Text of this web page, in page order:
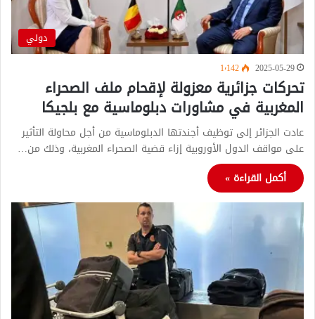
دولي
2025-05-29 1٬142
تحركات جزائرية معزولة لإقحام ملف الصحراء
المغربية في مشاورات دبلوماسية مع بلجيكا
عادت الجزائر إلى توظيف أجندتها الدبلوماسية من أجل محاولة التأثير
على مواقف الدول الأوروبية إزاء قضية الصحراء المغربية، وذلك من…
أكمل القراءة »